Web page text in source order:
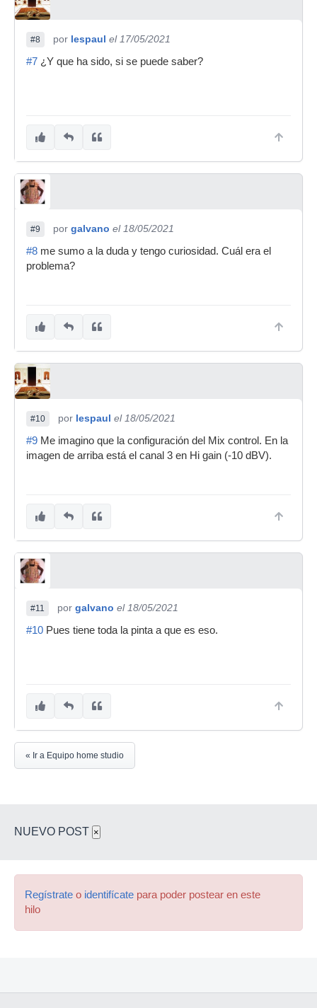
#8 por lespaul el 17/05/2021
#7 ¿Y que ha sido, si se puede saber?
#9 por galvano el 18/05/2021
#8 me sumo a la duda y tengo curiosidad. Cuál era el
problema?
#10 por lespaul el 18/05/2021
#9 Me imagino que la configuración del Mix control. En la
imagen de arriba está el canal 3 en Hi gain (-10 dBV).
#11 por galvano el 18/05/2021
#10 Pues tiene toda la pinta a que es eso.
« Ir a Equipo home studio
NUEVO POST ×
Regístrate o identifícate para poder postear en este
hilo